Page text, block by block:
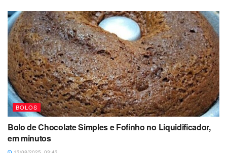
BOLOS
Bolo de Chocolate Simples e Fofinho no Liquidificador,
em minutos